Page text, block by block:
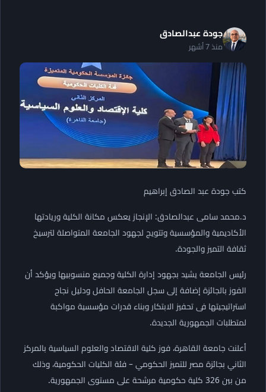
جودة عبدالصادق
منذ 7 أشهر
كتب جودة عبد الصادق إبراهيم
د.محمد سامى عبدالصادق: الإنجاز يعكس مكانة الكلية وريادتها
الأكاديمية والمؤسسية وتتويج لجهود الجامعة المتواصلة لترسيخ
ثقافة التميز والجودة.
رئيس الجامعة يشيد بجهود إدارة الكلية وجميع منسوبيها ويؤكد أن
الفوز بالجائزة إضافة إلى سجل الجامعة الحافل ودليل نجاح
استراتيجيتها فى تحفيز الابتكار وبناء قدرات مؤسسية مواكبة
لمتطلبات الجمهورية الجديدة.
أعلنت جامعة القاهرة، فوز كلية الاقتصاد والعلوم السياسية بالمركز
الثاني بجائزة مصر للتميز الحكومي – فئة الكليات الحكومية، وذلك
من بين 326 كلية حكومية مرشحة على مستوى الجمهورية.